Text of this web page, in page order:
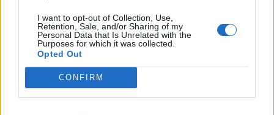
I want to opt-out of Collection, Use,
Retention, Sale, and/or Sharing of my
Personal Data that Is Unrelated with the
Purposes for which it was collected.
Opted Out
CONFIRM
15ο eCommerce & Digital Marketing World